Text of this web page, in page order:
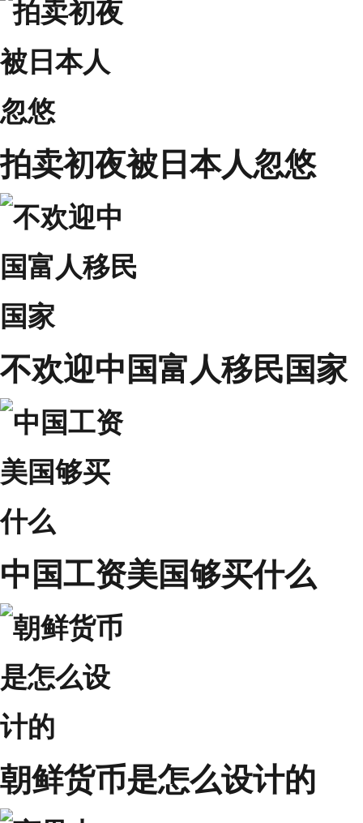
拍卖初夜被日本人忽悠
不欢迎中国富人移民国家
中国工资美国够买什么
朝鲜货币是怎么设计的